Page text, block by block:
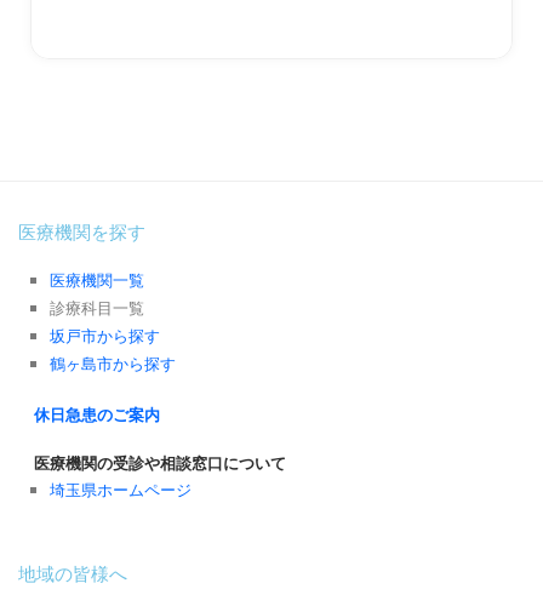
医療機関を探す
医療機関一覧
診療科目一覧
坂戸市から探す
鶴ヶ島市から探す
休日急患のご案内
医療機関の受診や相談窓口について
埼玉県ホームページ
地域の皆様へ